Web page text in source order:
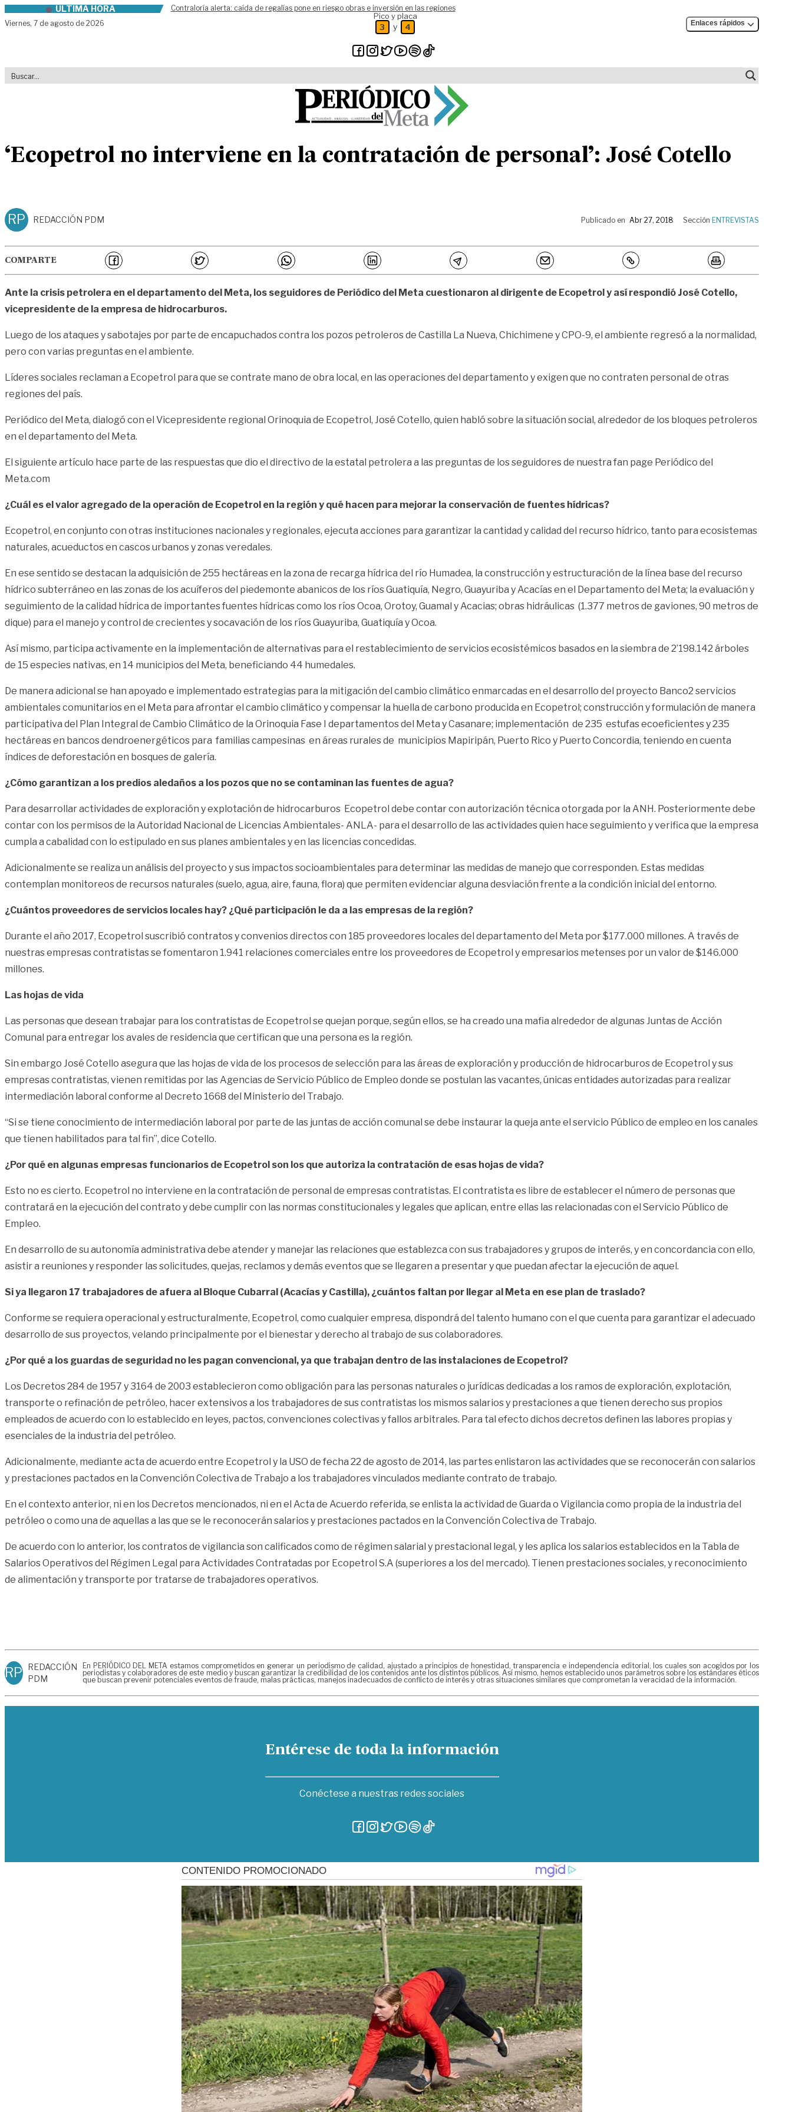
Skip to contentÚLTIMA HORA
Contraloría alerta: caída de regalías pone en riesgo obras e inversión en las regiones
Viernes, 7 de agosto de 2026
Pico y placa
3 y 4 Enlaces rápidos
‘Ecopetrol no interviene en la contratación de personal’: José Cotello
RP REDACCIÓN PDM Publicado en Abr 27, 2018 Sección ENTREVISTAS
COMPARTE
Ante la crisis petrolera en el departamento del Meta, los seguidores de Periódico del Meta cuestionaron al dirigente de Ecopetrol y así respondió José Cotello,
vicepresidente de la empresa de hidrocarburos.
Luego de los ataques y sabotajes por parte de encapuchados contra los pozos petroleros de Castilla La Nueva, Chichimene y CPO-9, el ambiente regresó a la normalidad,
pero con varias preguntas en el ambiente.
Líderes sociales reclaman a Ecopetrol para que se contrate mano de obra local, en las operaciones del departamento y exigen que no contraten personal de otras
regiones del país.
Periódico del Meta, dialogó con el Vicepresidente regional Orinoquia de Ecopetrol, José Cotello, quien habló sobre la situación social, alrededor de los bloques petroleros
en el departamento del Meta.
El siguiente artículo hace parte de las respuestas que dio el directivo de la estatal petrolera a las preguntas de los seguidores de nuestra fan page Periódico del
Meta.com
¿Cuál es el valor agregado de la operación de Ecopetrol en la región y qué hacen para mejorar la conservación de fuentes hídricas?
Ecopetrol, en conjunto con otras instituciones nacionales y regionales, ejecuta acciones para garantizar la cantidad y calidad del recurso hídrico, tanto para ecosistemas
naturales, acueductos en cascos urbanos y zonas veredales.
En ese sentido se destacan la adquisición de 255 hectáreas en la zona de recarga hídrica del río Humadea, la construcción y estructuración de la línea base del recurso
hídrico subterráneo en las zonas de los acuíferos del piedemonte abanicos de los ríos Guatiquía, Negro, Guayuriba y Acacías en el Departamento del Meta; la evaluación y
seguimiento de la calidad hídrica de importantes fuentes hídricas como los ríos Ocoa, Orotoy, Guamal y Acacias; obras hidráulicas (1.377 metros de gaviones, 90 metros de
dique) para el manejo y control de crecientes y socavación de los ríos Guayuriba, Guatiquía y Ocoa.
Así mismo, participa activamente en la implementación de alternativas para el restablecimiento de servicios ecosistémicos basados en la siembra de 2’198.142 árboles
de 15 especies nativas, en 14 municipios del Meta, beneficiando 44 humedales.
De manera adicional se han apoyado e implementado estrategias para la mitigación del cambio climático enmarcadas en el desarrollo del proyecto Banco2 servicios
ambientales comunitarios en el Meta para afrontar el cambio climático y compensar la huella de carbono producida en Ecopetrol; construcción y formulación de manera
participativa del Plan Integral de Cambio Climático de la Orinoquia Fase I departamentos del Meta y Casanare; implementación de 235 estufas ecoeficientes y 235
hectáreas en bancos dendroenergéticos para familias campesinas en áreas rurales de municipios Mapiripán, Puerto Rico y Puerto Concordia, teniendo en cuenta
índices de deforestación en bosques de galería.
¿Cómo garantizan a los predios aledaños a los pozos que no se contaminan las fuentes de agua?
Para desarrollar actividades de exploración y explotación de hidrocarburos Ecopetrol debe contar con autorización técnica otorgada por la ANH. Posteriormente debe
contar con los permisos de la Autoridad Nacional de Licencias Ambientales- ANLA- para el desarrollo de las actividades quien hace seguimiento y verifica que la empresa
cumpla a cabalidad con lo estipulado en sus planes ambientales y en las licencias concedidas.
Adicionalmente se realiza un análisis del proyecto y sus impactos socioambientales para determinar las medidas de manejo que corresponden. Estas medidas
contemplan monitoreos de recursos naturales (suelo, agua, aire, fauna, flora) que permiten evidenciar alguna desviación frente a la condición inicial del entorno.
¿Cuántos proveedores de servicios locales hay? ¿Qué participación le da a las empresas de la región?
Durante el año 2017, Ecopetrol suscribió contratos y convenios directos con 185 proveedores locales del departamento del Meta por $177.000 millones. A través de
nuestras empresas contratistas se fomentaron 1.941 relaciones comerciales entre los proveedores de Ecopetrol y empresarios metenses por un valor de $146.000
millones.
Las hojas de vida
Las personas que desean trabajar para los contratistas de Ecopetrol se quejan porque, según ellos, se ha creado una mafia alrededor de algunas Juntas de Acción
Comunal para entregar los avales de residencia que certifican que una persona es la región.
Sin embargo José Cotello asegura que las hojas de vida de los procesos de selección para las áreas de exploración y producción de hidrocarburos de Ecopetrol y sus
empresas contratistas, vienen remitidas por las Agencias de Servicio Público de Empleo donde se postulan las vacantes, únicas entidades autorizadas para realizar
intermediación laboral conforme al Decreto 1668 del Ministerio del Trabajo.
“Si se tiene conocimiento de intermediación laboral por parte de las juntas de acción comunal se debe instaurar la queja ante el servicio Público de empleo en los canales
que tienen habilitados para tal fin”, dice Cotello.
¿Por qué en algunas empresas funcionarios de Ecopetrol son los que autoriza la contratación de esas hojas de vida?
Esto no es cierto. Ecopetrol no interviene en la contratación de personal de empresas contratistas. El contratista es libre de establecer el número de personas que
contratará en la ejecución del contrato y debe cumplir con las normas constitucionales y legales que aplican, entre ellas las relacionadas con el Servicio Público de
Empleo.
En desarrollo de su autonomía administrativa debe atender y manejar las relaciones que establezca con sus trabajadores y grupos de interés, y en concordancia con ello,
asistir a reuniones y responder las solicitudes, quejas, reclamos y demás eventos que se llegaren a presentar y que puedan afectar la ejecución de aquel.
Si ya llegaron 17 trabajadores de afuera al Bloque Cubarral (Acacías y Castilla), ¿cuántos faltan por llegar al Meta en ese plan de traslado?
Conforme se requiera operacional y estructuralmente, Ecopetrol, como cualquier empresa, dispondrá del talento humano con el que cuenta para garantizar el adecuado
desarrollo de sus proyectos, velando principalmente por el bienestar y derecho al trabajo de sus colaboradores.
¿Por qué a los guardas de seguridad no les pagan convencional, ya que trabajan dentro de las instalaciones de Ecopetrol?
Los Decretos 284 de 1957 y 3164 de 2003 establecieron como obligación para las personas naturales o jurídicas dedicadas a los ramos de exploración, explotación,
transporte o refinación de petróleo, hacer extensivos a los trabajadores de sus contratistas los mismos salarios y prestaciones a que tienen derecho sus propios
empleados de acuerdo con lo establecido en leyes, pactos, convenciones colectivas y fallos arbitrales. Para tal efecto dichos decretos definen las labores propias y
esenciales de la industria del petróleo.
Adicionalmente, mediante acta de acuerdo entre Ecopetrol y la USO de fecha 22 de agosto de 2014, las partes enlistaron las actividades que se reconocerán con salarios
y prestaciones pactados en la Convención Colectiva de Trabajo a los trabajadores vinculados mediante contrato de trabajo.
En el contexto anterior, ni en los Decretos mencionados, ni en el Acta de Acuerdo referida, se enlista la actividad de Guarda o Vigilancia como propia de la industria del
petróleo o como una de aquellas a las que se le reconocerán salarios y prestaciones pactados en la Convención Colectiva de Trabajo.
De acuerdo con lo anterior, los contratos de vigilancia son calificados como de régimen salarial y prestacional legal, y les aplica los salarios establecidos en la Tabla de
Salarios Operativos del Régimen Legal para Actividades Contratadas por Ecopetrol S.A (superiores a los del mercado). Tienen prestaciones sociales, y reconocimiento
de alimentación y transporte por tratarse de trabajadores operativos.
RP REDACCIÓN
PDM
En PERIÓDICO DEL META estamos comprometidos en generar un periodismo de calidad, ajustado a principios de honestidad, transparencia e independencia editorial, los cuales son acogidos por los
periodistas y colaboradores de este medio y buscan garantizar la credibilidad de los contenidos ante los distintos públicos. Así mismo, hemos establecido unos parámetros sobre los estándares éticos
que buscan prevenir potenciales eventos de fraude, malas prácticas, manejos inadecuados de conflicto de interés y otras situaciones similares que comprometan la veracidad de la información.
Entérese de toda la información
Conéctese a nuestras redes sociales